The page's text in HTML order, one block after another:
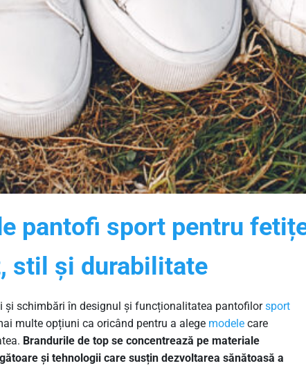
pantofi sport pentru
stil și durabilitate
și schimbări în designul și funcționalitatea pantofilorsport
multe opțiuni ca oricând pentru a alege modele care
Brandurile de top se concentrează pe materiale
și tehnologii care susțin dezvoltarea sănătoasă a